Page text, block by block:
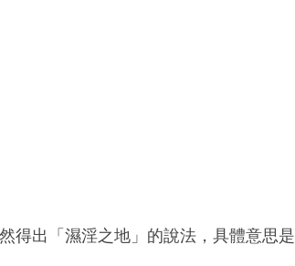
得出「濕淫之地」的說法，具體意思是